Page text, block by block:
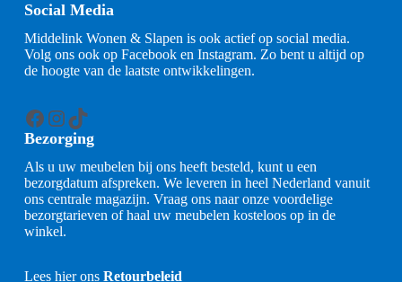
Social Media
Middelink Wonen & Slapen is ook actief op social media.
Volg ons ook op Facebook en Instagram. Zo bent u altijd op
de hoogte van de laatste ontwikkelingen.
Facebook
Instagram
TikTok
Bezorging
Als u uw meubelen bij ons heeft besteld, kunt u een
bezorgdatum afspreken. We leveren in heel Nederland vanuit
ons centrale magazijn. Vraag ons naar onze voordelige
bezorgtarieven of haal uw meubelen kosteloos op in de
winkel.
Lees hier ons Retourbeleid